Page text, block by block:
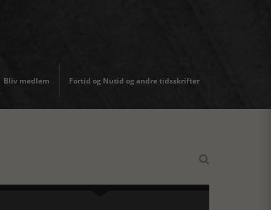
Bliv medlem Fortid og Nutid og andre tidsskrifter
